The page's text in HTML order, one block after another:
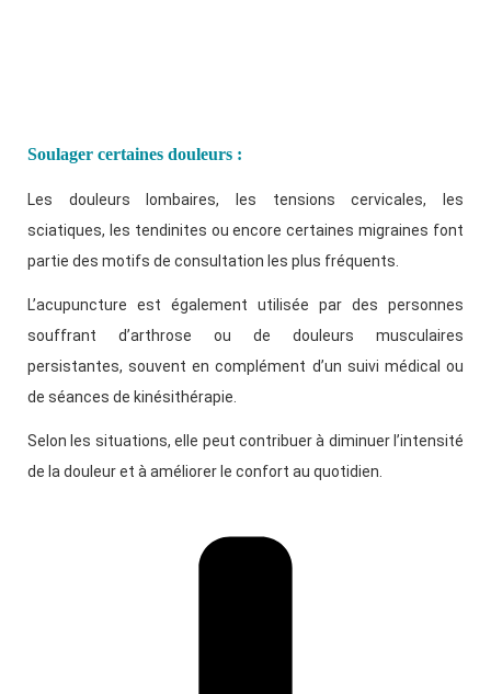
Soulager certaines douleurs :
Les douleurs lombaires, les tensions cervicales, les
sciatiques, les tendinites ou encore certaines migraines font
partie des motifs de consultation les plus fréquents.
L’acupuncture est également utilisée par des personnes
souffrant d’arthrose ou de douleurs musculaires
persistantes, souvent en complément d’un suivi médical ou
de séances de kinésithérapie.
Selon les situations, elle peut contribuer à diminuer l’intensité
de la douleur et à améliorer le confort au quotidien.